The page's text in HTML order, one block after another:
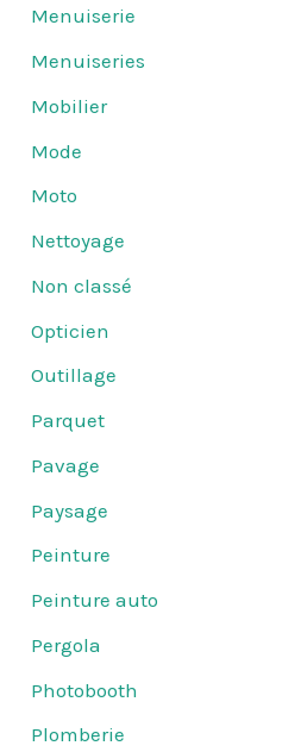
Menuiserie
Menuiseries
Mobilier
Mode
Moto
Nettoyage
Non classé
Opticien
Outillage
Parquet
Pavage
Paysage
Peinture
Peinture auto
Pergola
Photobooth
Plomberie